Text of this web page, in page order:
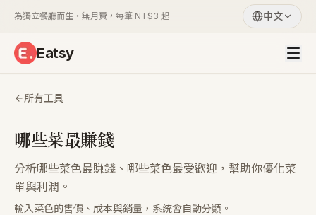
為獨立餐廳而生・無月費，每筆 NT$3 起 中文
Eatsy
所有工具
哪些菜最賺錢
分析哪些菜色最賺錢、哪些菜色最受歡迎，幫助你優化菜
單與利潤。
輸入菜色的售價、成本與銷量，系統會自動分類。